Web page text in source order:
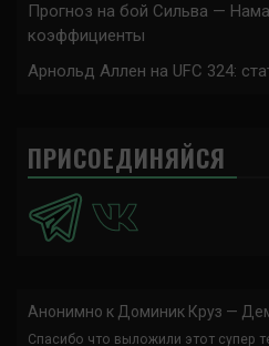
Прогноз на бой Сильва —
коэффициенты
Арнольд Аллен на UFC 324:
ПРИСОЕДИНЯЙСЯ
Анонимно к Доминик Круз —
Спасибо что выложили этот супер